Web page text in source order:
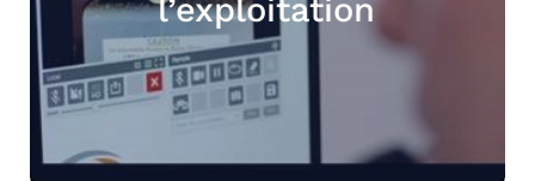
l’exploitation